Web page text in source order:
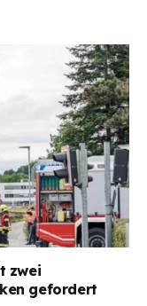
zwei
gefordert